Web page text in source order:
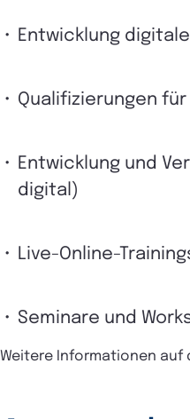
Entwicklung
Qualifizierungen
Entwicklung und
digital)
Live-Online-
Seminare und
Weitere Informationen auf